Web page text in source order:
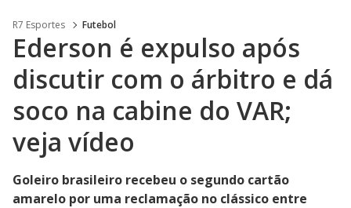
R7 Esportes Futebol
Ederson é expulso após
discutir com o árbitro e dá
soco na cabine do VAR;
veja vídeo
Goleiro brasileiro recebeu o segundo cartão
amarelo por uma reclamação no clássico entre